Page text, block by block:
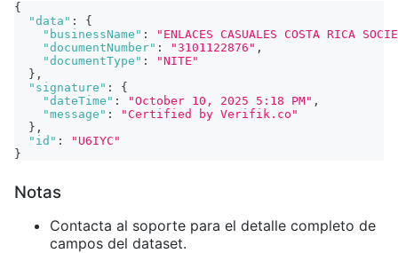
{
"data" :
{
"businessName" :
"ENLACES CASUALES COSTA RICA
"documentNumber" : "3101122876" ,
"documentType" :
"NITE"
} ,
"signature" :
{
"dateTime" : "October 10, 2025 5:18 PM" ,
"message" :
"Certified by Verifik.co"
} ,
"id" :
"U6IYC"
}
Notas
Contacta al soporte para el detalle completo de
campos del dataset.